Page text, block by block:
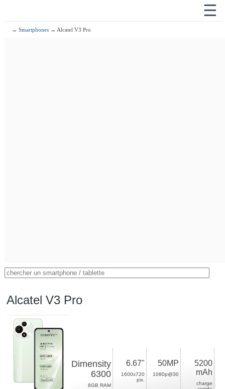
☰
→Smartphones → Alcatel V3 Pro
Alcatel V3 Pro
Dimensity
6300
8GB RAM
6.67"
1600x720
pix.
50MP
1080p@30
5200
mAh
charge